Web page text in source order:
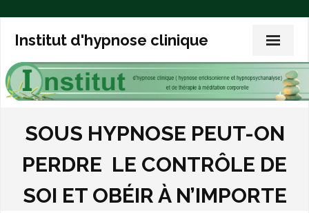
Institut d'hypnose clinique
L’expérience de l’hypnose
L’hypnoanalyse
SOUS HYPNOSE PEUT-ON
PERDRE LE CONTRÔLE DE
SOI ET OBÉIR À N’IMPORTE